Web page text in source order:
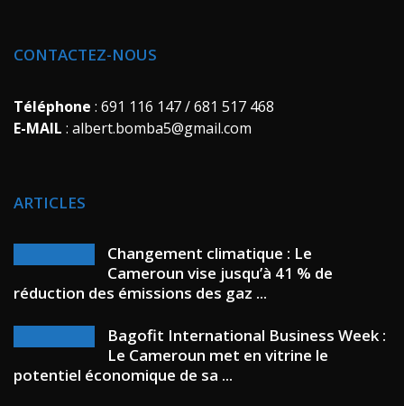
CONTACTEZ-NOUS
Téléphone : 691 116 147 / 681 517 468
E-MAIL : albert.bomba5@gmail.com
ARTICLES
Changement climatique : Le
Cameroun vise jusqu’à 41 % de
réduction des émissions des gaz ...
Bagofit International Business Week :
Le Cameroun met en vitrine le
potentiel économique de sa ...